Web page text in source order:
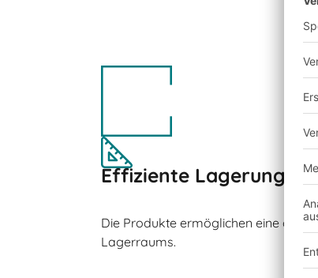
Effiziente Lagerung
Die Produkte ermöglichen eine
Lagerraums.